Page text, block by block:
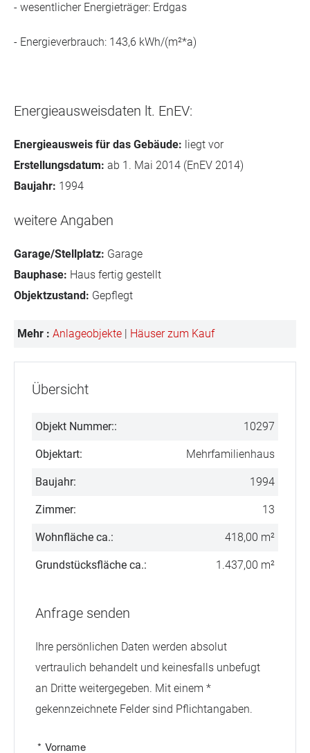
- wesentlicher Energieträger: Erdgas
- Energieverbrauch: 143,6 kWh/(m²*a)
Energieausweisdaten lt. EnEV:
Energieausweis für das Gebäude: liegt vor
Erstellungsdatum: ab 1. Mai 2014 (EnEV 2014)
Baujahr: 1994
weitere Angaben
Garage/Stellplatz: Garage
Bauphase: Haus fertig gestellt
Objektzustand: Gepflegt
Mehr : Anlageobjekte | Häuser zum Kauf
Übersicht
Objekt Nummer:: 10297
Objektart: Mehrfamilienhaus
Baujahr: 1994
Zimmer: 13
Wohnfläche ca.: 418,00 m²
Grundstücksfläche ca.: 1.437,00 m²
Anfrage senden
Ihre persönlichen Daten werden absolut
vertraulich behandelt und keinesfalls unbefugt
an Dritte weitergegeben. Mit einem *
gekennzeichnete Felder sind Pflichtangaben.
Vorname
*